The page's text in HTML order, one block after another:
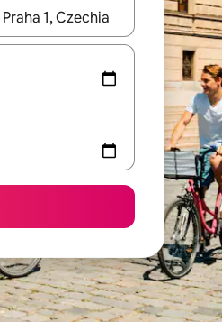
键查看，或通过点击或滑动手势浏览。